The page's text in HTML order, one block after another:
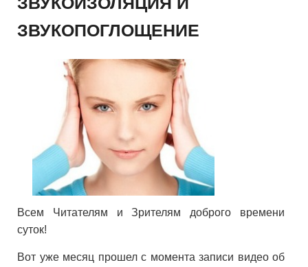
ЗВУКОПОГЛОЩЕНИЕ
Всем Читателям и Зрителям доброго времени
суток!
Вот уже месяц прошел с момента записи видео об